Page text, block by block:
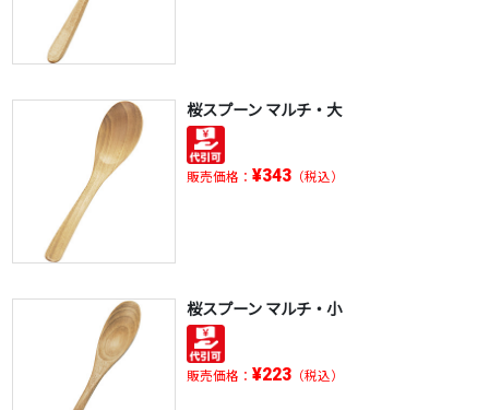
桜スプーン マルチ・大
販売価格： ¥343（税込）
桜スプーン マルチ・小
販売価格： ¥223（税込）